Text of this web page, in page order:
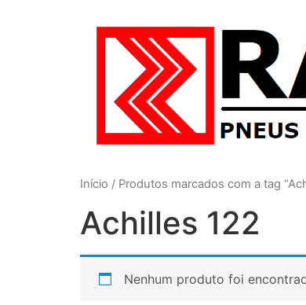
Início / Produtos marcados com a tag
Achilles 122
Nenhum produto foi